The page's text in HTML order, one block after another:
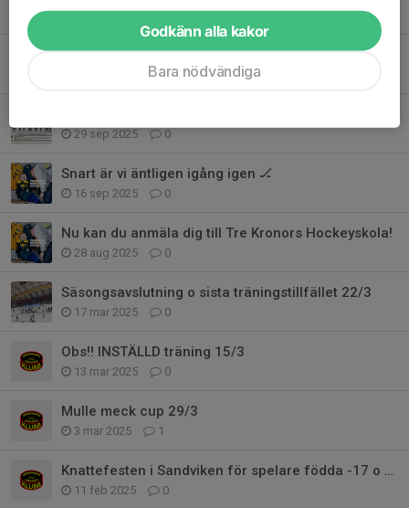
17 nov 2025 0
Info inför Poolspel Hudik 16/11
0
29 sep 2025 0
Snart är vi äntligen igång igen 🏒
16 sep 2025 0
Nu kan du anmäla dig till Tre Kronors Hockeyskola!
28 aug 2025 0
Säsongsavslutning o sista träningstillfället 22/3
17 mar 2025 0
Obs!! INSTÄLLD träning 15/3
13 mar 2025 0
Mulle meck cup 29/3
3 mar 2025 1
Knattefesten i Sandviken för spelare födda -17 o -18
11 feb 2025 0
Godkänn alla kakor
Bara nödvändiga